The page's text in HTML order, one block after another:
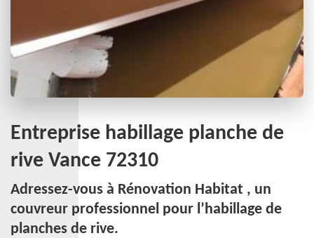
Entreprise habillage planche de
rive Vance 72310
Adressez-vous à Rénovation Habitat , un
couvreur professionnel pour l’habillage de
planches de rive.